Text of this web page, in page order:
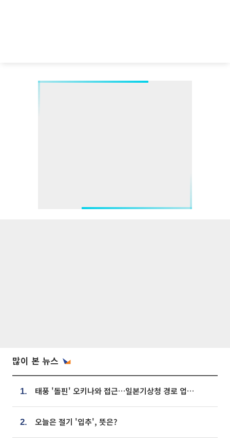
많이 본 뉴스
1. 태풍 '돌핀' 오키나와 접근…일본기상청 경로 업데이트
2. 오늘은 절기 '입추', 뜻은?